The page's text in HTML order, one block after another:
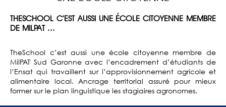
THESCHOOL C’EST AUSSI UNE ÉCOLE CITOYENNE MEMBRE
DE MILPAT ...
TheSchool c’est aussi une école citoyenne membre de
MilPAT Sud Garonne avec l’encadrement d’étudiants de
l’Ensat qui travaillent sur l’approvisionnement agricole et
alimentaire local. Ancrage territorial assuré pour mieux
former sur le plan linguistique les stagiaires agronomes.